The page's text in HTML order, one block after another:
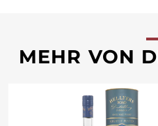
MEHR VON